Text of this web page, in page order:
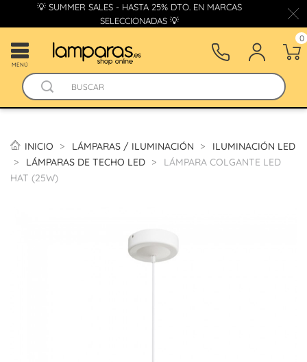
💡 SUMMER SALES - HASTA 25% DTO. EN MARCAS
SELECCIONADAS 💡
MENÚ
0
INICIO LÁMPARAS / ILUMINACIÓN
ILUMINACIÓN LED
LÁMPARAS DE TECHO LED
LÁMPARA COLGANTE LED
HAT (25W)